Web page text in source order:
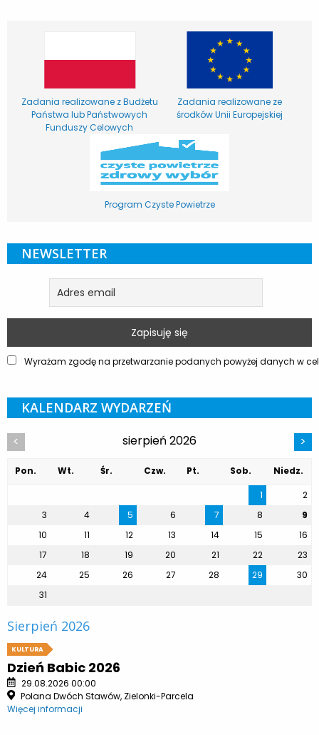
Zadania realizowane z Budżetu
Państwa lub Państwowych
Funduszy Celowych
Zadania realizowane ze
środków Unii Europejskiej
Program Czyste Powietrze
NEWSLETTER
Wyrażam zgodę na przetwarzanie podanych powyżej danych w
KALENDARZ WYDARZEŃ
< sierpień 2026 >
Pon. Wt. Śr. Czw. Pt. Sob.
Niedz.
1
2
3
4 5 6 7 8
9
10
11 12 13 14 15
16
17
18 19 20 21 22
23
24
25 26 27 28 29
30
31
Sierpień 2026
KULTURA
Dzień Babic 2026
29.08.2026 00:00
Polana Dwóch Stawów, Zielonki-Parcela
Więcej informacji